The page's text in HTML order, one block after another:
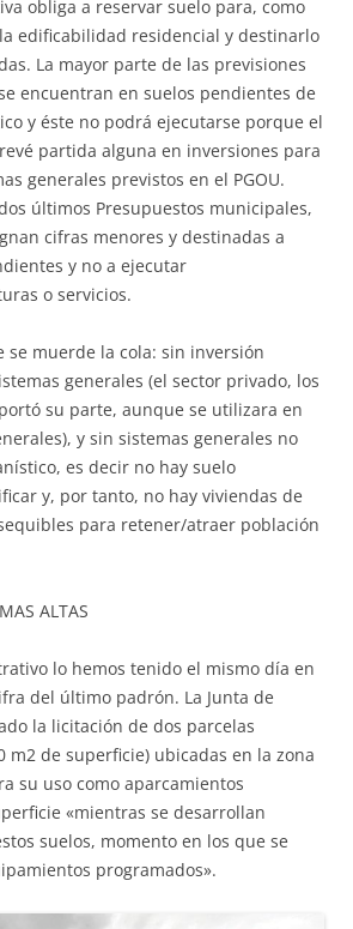
obliga a reservar suelo para, como
edificabilidad residencial y destinarlo
La mayor parte de las previsiones
encuentran en suelos pendientes de
y éste no podrá ejecutarse porque el
partida alguna en inversiones para
generales previstos en el PGOU.
últimos Presupuestos municipales,
cifras menores y destinadas a
y no a ejecutar
o servicios.
se muerde la cola: sin inversión
generales (el sector privado, los
su parte, aunque se utilizara en
y sin sistemas generales no
es decir no hay suelo
y, por tanto, no hay viviendas de
para retener/atraer población
ALTAS
lo hemos tenido el mismo día en
del último padrón. La Junta de
la licitación de dos parcelas
m2 de superficie) ubicadas en la zona
su uso como aparcamientos
«mientras se desarrollan
suelos, momento en los que se
programados».